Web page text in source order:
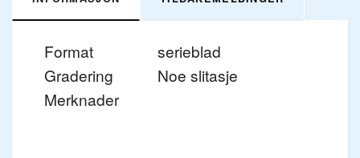
Format
serieblad
Gradering
Noe slitasje
Merknader